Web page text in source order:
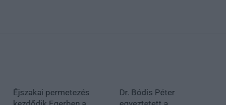
Éjszakai permetezés
Dr. Bódis Péter